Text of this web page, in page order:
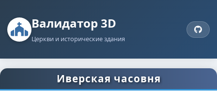
Валидатор 3D
Церкви и исторические здания
Иверская часовня